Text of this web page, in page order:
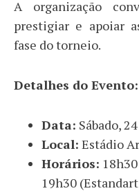
A organização
prestigiar e apoiar
fase do torneio.
Detalhes do Evento:
Data: Sábado,
Local: Estádio
Horários:
19h30